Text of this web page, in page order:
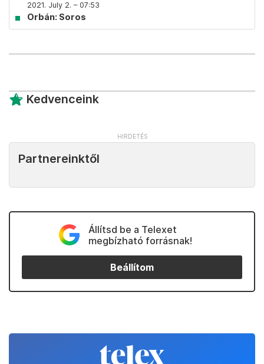
2021. July 2. – 07:53
Orbán: Soros
Kedvenceink
Partnereinktől
Állítsd be a Telexet
megbízható forrásnak!
Beállítom